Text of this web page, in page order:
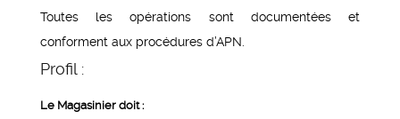
Toutes les opérations sont documentées et
conforment aux procédures d’APN.
Profil :
Le Magasinier doit :